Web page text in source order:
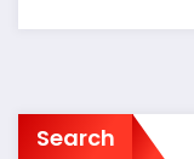
Search